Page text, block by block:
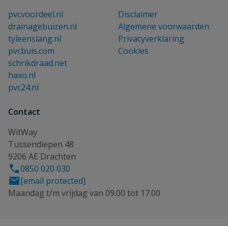
pvcvoordeel.nl
drainagebuizen.nl
tyleenslang.nl
pvcbuis.com
schrikdraad.net
haxo.nl
pvc24.nl
Disclaimer
Algemene voorwaarden
Privacyverklaring
Cookies
Contact
WitWay
Tussendiepen 48
9206 AE Drachten
0850 020 030
[email protected]
Maandag t/m vrijdag van 09.00 tot 17.00